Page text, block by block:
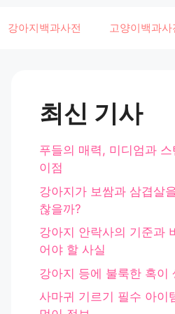
강아지백과사전 고양이백과사
최신 기사
푸들의 매력, 미디엄과
이점
강아지가 보쌈과 삼겹살
찮을까?
강아지 안락사의 기준과
어야 할 사실
강아지 등에 불룩한 혹이
사마귀 기르기 필수 아이